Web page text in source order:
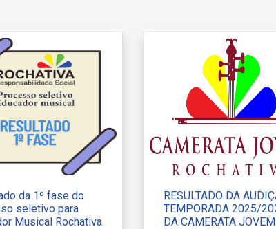
da 1º fase do
seletivo para
Musical Rochativa
RESULTADO DA
TEMPORADA 2025/
DA CAMERATA JOVEM